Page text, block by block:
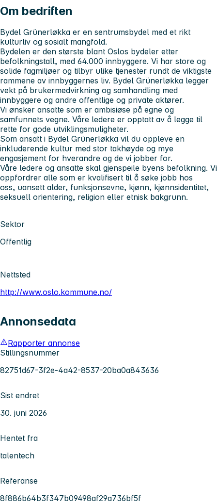
Om bedriften
Bydel Grünerløkka er en sentrumsbydel med et rikt
kulturliv og sosialt mangfold.
Bydelen er den største blant Oslos bydeler etter
befolkningstall, med 64.000 innbyggere. Vi har store og
solide fagmiljøer og tilbyr ulike tjenester rundt de viktigste
rammene av innbyggernes liv. Bydel Grünerløkka legger
vekt på brukermedvirkning og samhandling med
innbyggere og andre offentlige og private aktører.
Vi ønsker ansatte som er ambisiøse på egne og
samfunnets vegne. Våre ledere er opptatt av å legge til
rette for gode utviklingsmuligheter.
Som ansatt i Bydel Grünerløkka vil du oppleve en
inkluderende kultur med stor takhøyde og mye
engasjement for hverandre og de vi jobber for.
Våre ledere og ansatte skal gjenspeile byens befolkning. Vi
oppfordrer alle som er kvalifisert til å søke jobb hos
oss, uansett alder, funksjonsevne, kjønn, kjønnsidentitet,
seksuell orientering, religion eller etnisk bakgrunn.
Sektor
Offentlig
Nettsted
http://www.oslo.kommune.no/
Annonsedata
Rapporter annonse
Stillingsnummer
82751d67-3f2e-4a42-8537-20ba0a843636
Sist endret
30. juni 2026
Hentet fra
talentech
Referanse
8f886b64b3f347b09498af29a736bf5f